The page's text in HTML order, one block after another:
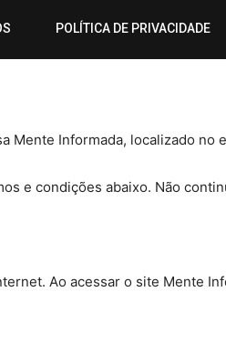
POLÍTICA DE PRIVACIDADE
Mente Informada, localizado no
e condições abaixo. Não
Ao acessar o site Mente